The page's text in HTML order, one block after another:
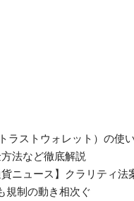
ラストウォレット）の使
法など徹底解説
貨ニュース】クラリティ法
制の動き相次ぐ